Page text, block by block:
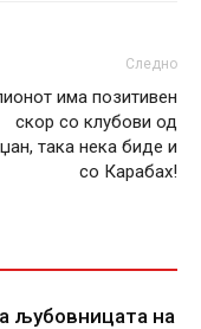
Следно
има позитивен
скор со клубови од
така нека биде и
со Карабах!
љубовницата на